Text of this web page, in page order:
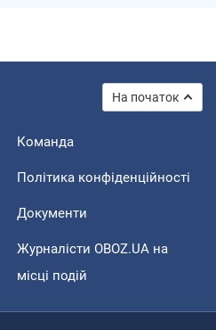
На початок
Команда
Політика конфіденційності
Документи
Журналісти OBOZ.UA на
місці подій